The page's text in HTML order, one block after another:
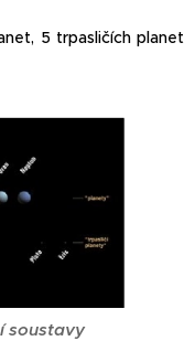
5 trpasličích planet
soustavy